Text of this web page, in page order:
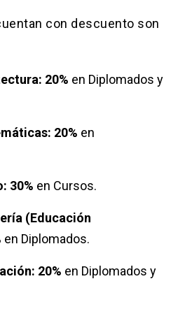
con descuento son
20% en Diplomados y
20% en
30% en Cursos.
(Educación
en Diplomados.
20% en Diplomados y